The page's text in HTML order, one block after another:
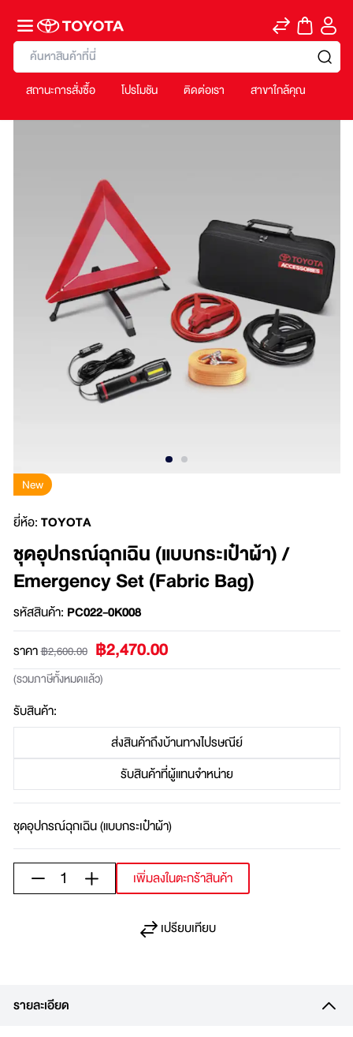
ค้นหา
สถานะการสั่งซื้อ โปรโมชัน ติดต่อเรา สาขาใกล้คุณ
New
ยี่ห้อ:TOYOTA
ชุดอุปกรณ์ฉุกเฉิน (แบบกระเป๋าผ้า) /
Emergency Set (Fabric Bag)
รหัสสินค้า: PC022-0K008
ราคา฿2,600.00 ฿2,470.00
(รวมภาษีทั้งหมดแล้ว)
รับสินค้า:
ส่งสินค้าถึงบ้านทางไปรษณีย์
รับสินค้าที่ผู้แทนจำหน่าย
ชุดอุปกรณ์ฉุกเฉิน (แบบกระเป๋าผ้า)
1 เพิ่มลงในตะกร้าสินค้า
เปรียบเทียบ
รายละเอียด